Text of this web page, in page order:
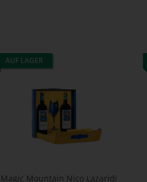
AUF LAGER
Magic Mountain Nico Lazaridi